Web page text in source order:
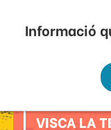
contingut
VISCA LA
personal amb
Funcionalitat,
Més informació
Canviar